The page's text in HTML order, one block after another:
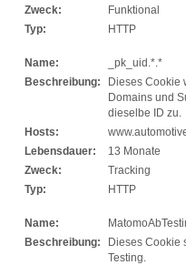
Zweck:
Funktional
Typ:
HTTP
Name:
_pk_uid.*.*
Beschreibung:
Dieses Cookie
Domains und
dieselbe ID zu.
Hosts:
Lebensdauer:
13 Monate
Zweck:
Tracking
Typ:
HTTP
Name:
Beschreibung:
Dieses Cookie
Testing.